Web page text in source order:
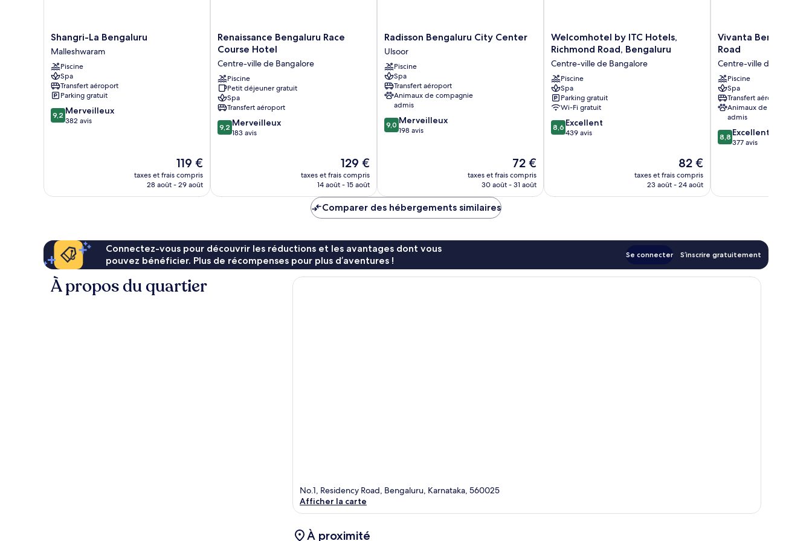
Shangri-
La
Bengaluru
Malleshwaram
Shangri-La Bengaluru
Malleshwaram
Piscine
Spa
Transfert aéroport
Parking gratuit
9.2
sur
9,2 Merveilleux
382 avis
Le
nouveau
prix
119 €
taxes et frais compris
28 août - 29 août
Renaissance
Bengaluru
Course
Hotel
Centre-
ville
de
Bangalore
Renaissance Bengaluru Race
Course Hotel
Centre-ville de Bangalore
Piscine
Petit déjeuner gratuit
Spa
Transfert aéroport
9.2
sur
9,2 Merveilleux
183 avis
Le
nouveau
prix
de
129 €
129 €
taxes et frais compris
14 août - 15 août
Radisson
Bengaluru
City
Center
Ulsoor
Radisson Bengaluru City Center
Ulsoor
Piscine
Spa
Transfert aéroport
Animaux de compagnie
admis
9.0
sur
9,0 Merveilleux
198 avis
Le
nouveau
prix
72 €
taxes et frais compris
30 août - 31 août
Welcomhotel
by
Hotels,
Richmond
Road,
Bengaluru
Centre-
ville
de
Welcomhotel by ITC Hotels,
Richmond Road, Bengaluru
Centre-ville de Bangalore
Piscine
Spa
Parking gratuit
Wi-Fi gratuit
8.6
sur
8,6 Excellent
439 avis
Le
nouveau
prix
82 €
taxes et frais compris
23 août - 24 août
Vivanta
Bengaluru
Road
Centre-
ville
de
Bangalore
Vivanta Bengaluru
Road
Centre-ville de
Piscine
Spa
Transfert aéroport
Animaux de compagnie
admis
8.8
sur
8,8 Excellent
377 avis
Comparer des hébergements similaires
Connectez-vous pour découvrir les réductions et les avantages dont vous
pouvez bénéficier. Plus de récompenses pour plus d’aventures !
Se connecter S’inscrire gratuitement
À propos du quartier
No.1, Residency Road, Bengaluru, Karnataka, 560025
Afficher la carte
À proximité